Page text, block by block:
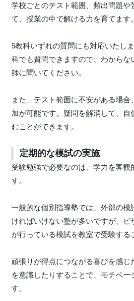
学校ごとのテスト範囲、頻出問題や
て、授業の中で解ける力を育てます。
5教科いずれの質問にも対応いたし
科でも質問できますので、わからな
師に聞いてください。
また、テスト範囲に不安がある場合
加が可能です。疑問を解消して、自
むことができます。
定期的な模試の実施
受験勉強で必要なのは、学力を客観
す。
一般的な個別指導塾では、外部の模
ければいけない塾が多いですが、ビ
が行っている模試を教室で受験する
頑張りが得点につながる喜びを感じ
を意識したりすることで、モチベー
す。